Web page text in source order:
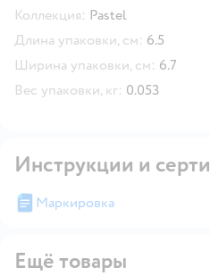
Коллекция: Pastel
Длина упаковки, см: 6.5
Ширина упаковки, см: 6.7
Вес упаковки, кг: 0.053
Инструкции и
Маркировка
Ещё товары